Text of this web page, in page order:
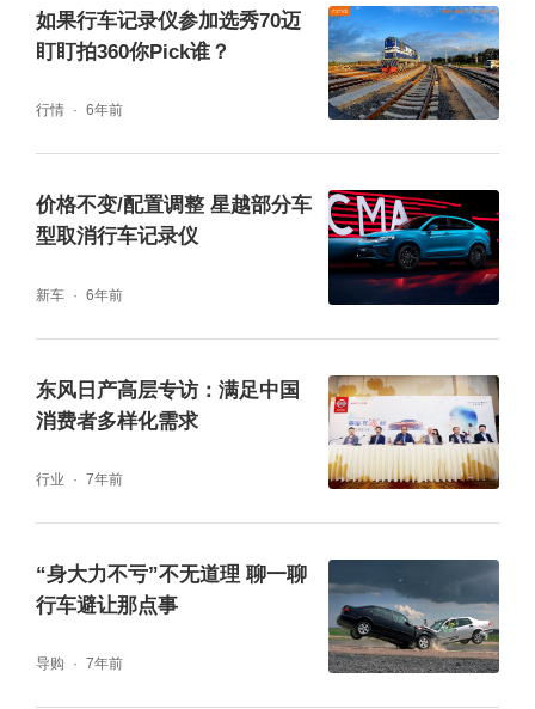
如果行车记录仪参加选秀70迈
盯盯拍360你Pick谁？
行情 6年前
价格不变/配置调整 星越部分车
型取消行车记录仪
新车 6年前
东风日产高层专访：满足中国
消费者多样化需求
行业 7年前
“身大力不亏”不无道理 聊一聊
行车避让那点事
导购 7年前